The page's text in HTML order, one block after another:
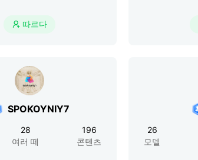
 따르다
SPOKOYNIY7
28
여러 떼
196
콘텐츠
26
모델